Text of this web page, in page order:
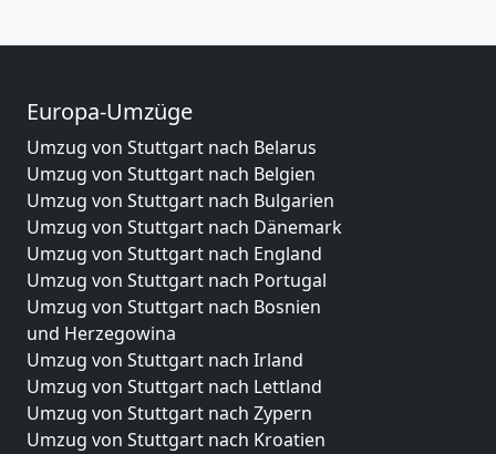
Europa-Umzüge
Umzug von Stuttgart nach Belarus
Umzug von Stuttgart nach Belgien
Umzug von Stuttgart nach Bulgarien
Umzug von Stuttgart nach Dänemark
Umzug von Stuttgart nach England
Umzug von Stuttgart nach Portugal
Umzug von Stuttgart nach Bosnien
und Herzegowina
Umzug von Stuttgart nach Irland
Umzug von Stuttgart nach Lettland
Umzug von Stuttgart nach Zypern
Umzug von Stuttgart nach Kroatien